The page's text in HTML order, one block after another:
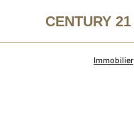
CENTURY 21
Immobilier